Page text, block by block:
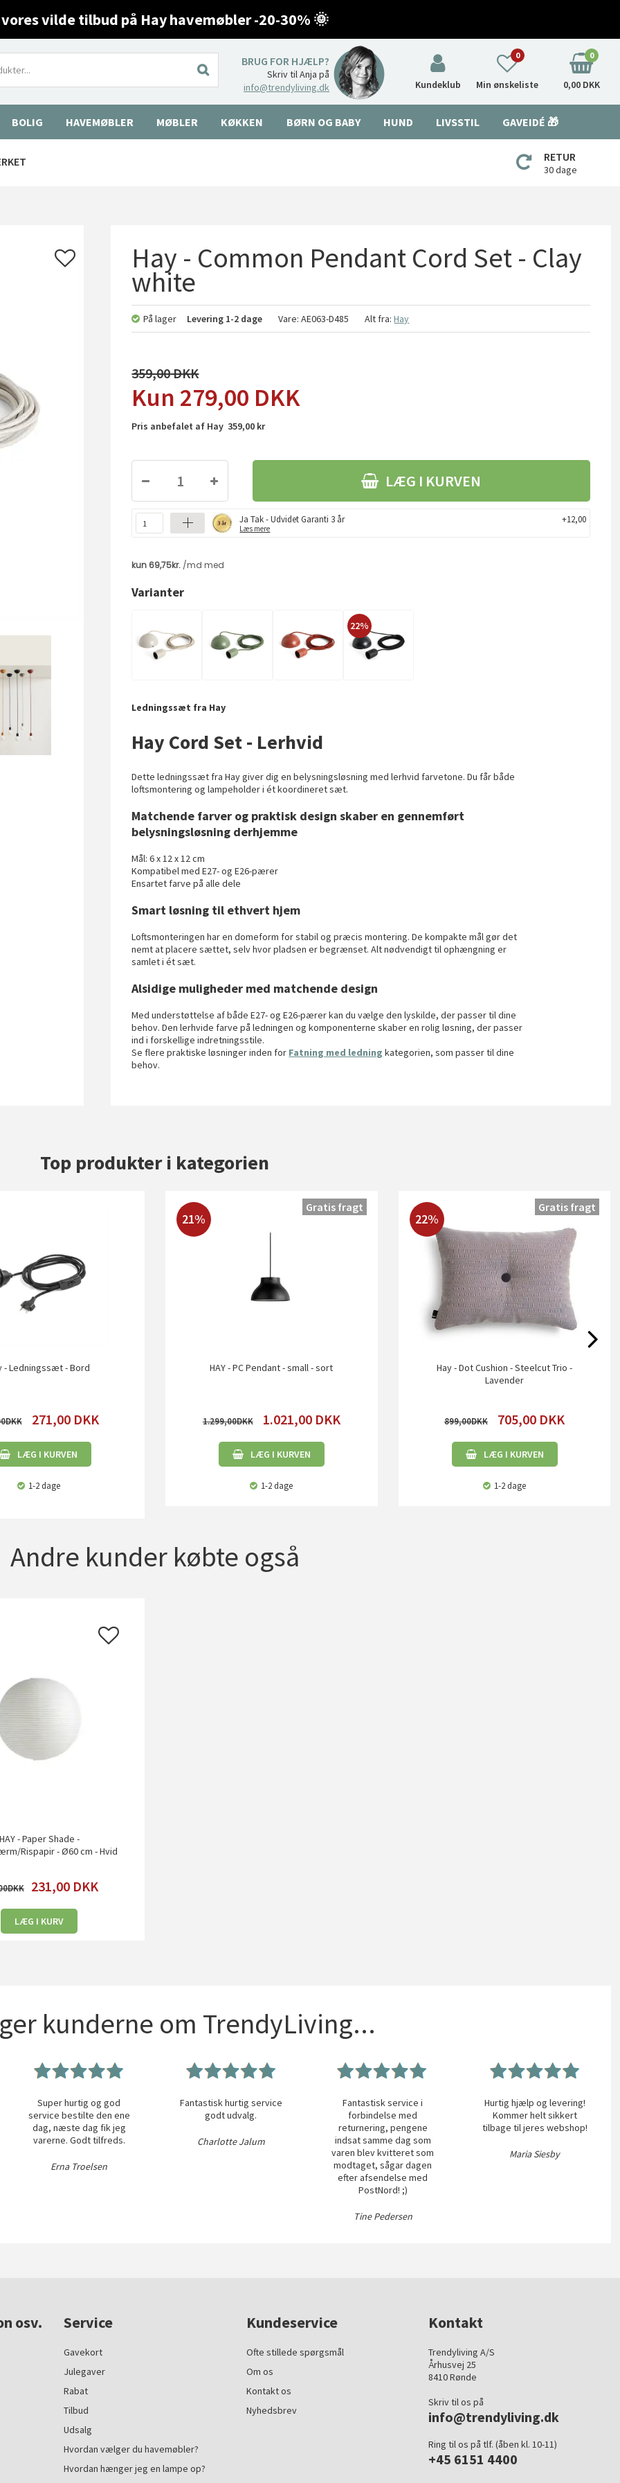
vores vilde tilbud på Hay havemøbler -20-30% 🌞
BRUG FOR HJÆLP?
Skriv til Anja på
info@trendyliving.dk
Kundeklub Min ønskeliste
0 0
0,00 DKK
BOLIG HAVEMØBLER MØBLER KØKKEN BØRN OG BABY HUND LIVSSTIL GAVEIDÉ 🎁
RETUR
30 dage
Hay - Common Pendant Cord Set - Clay
white
På lager Levering 1-2 dage Vare:AE063-D485 Alt fra:Hay
359,00
279,00 DKK
Pris anbefalet af Hay 359,00 kr
LÆG I KURVEN
Ja Tak - Udvidet Garanti 3 år
Læs mere
+12,00
Varianter
22%
Ledningssæt fra Hay
Hay Cord Set - Lerhvid
Dette ledningssæt fra Hay giver dig en belysningsløsning med lerhvid farvetone. Du får både
loftsmontering og lampeholder i ét koordineret sæt.
Matchende farver og praktisk design skaber en gennemført
belysningsløsning derhjemme
Mål: 6 x 12 x 12 cm
Kompatibel med E27- og E26-pærer
Ensartet farve på alle dele
Smart løsning til ethvert hjem
Loftsmonteringen har en domeform for stabil og præcis montering. De kompakte mål gør det
nemt at placere sættet, selv hvor pladsen er begrænset. Alt nødvendigt til ophængning er
samlet i ét sæt.
Alsidige muligheder med matchende design
Med understøttelse af både E27- og E26-pærer kan du vælge den lyskilde, der passer til dine
behov. Den lerhvide farve på ledningen og komponenterne skaber en rolig løsning, der passer
ind i forskellige indretningsstile.
Se flere praktiske løsninger inden for Fatning med ledning kategorien, som passer til dine
behov.
Top produkter i kategorien
- Ledningssæt - Bord
271,00 DKK
LÆG I KURVEN
1-2 dage
21%
HAY - PC Pendant - small - sort
1.299,00 1.021,00 DKK
LÆG I KURVEN
1-2 dage
Gratis fragt
22%
Hay - Dot Cushion - Steelcut Trio -
Lavender
899,00 705,00 DKK
LÆG I KURVEN
1-2 dage
Gratis fragt
Andre kunder købte også
HAY - Paper Shade -
Rispapir - Ø60 cm - Hvid
231,00 DKK
LÆG I KURV
kunderne om TrendyLiving...
Super hurtig og god
service bestilte den ene
dag, næste dag fik jeg
varerne. Godt tilfreds.
Erna Troelsen
Fantastisk hurtig service
godt udvalg.
Charlotte Jalum
Fantastisk service i
forbindelse med
returnering, pengene
indsat samme dag som
varen blev kvitteret som
modtaget, sågar dagen
efter afsendelse med
PostNord! ;)
Tine Pedersen
Hurtig hjælp og levering!
Kommer helt sikkert
tilbage til jeres webshop!
Maria Siesby
osv. Service
Gavekort
Julegaver
Rabat
Tilbud
Udsalg
Hvordan vælger du havemøbler?
Hvordan hænger jeg en lampe op?
Kundeservice
Ofte stillede spørgsmål
Om os
Kontakt os
Nyhedsbrev
Kontakt
Trendyliving A/S
Århusvej 25
8410 Rønde
Skriv til os på
info@trendyliving.dk
Ring til os på tlf. (åben kl. 10-11)
+45 6151 4400